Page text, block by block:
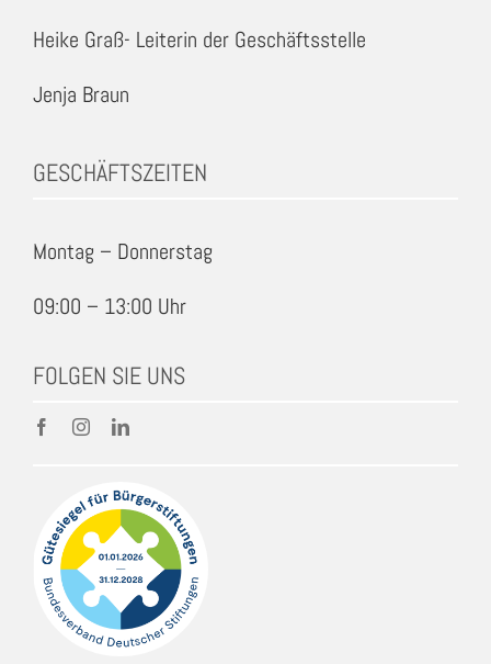
Heike Graß- Leiterin der Geschäftsstelle
Jenja Braun
GESCHÄFTSZEITEN
Montag – Donnerstag
09:00 – 13:00 Uhr
FOLGEN SIE UNS